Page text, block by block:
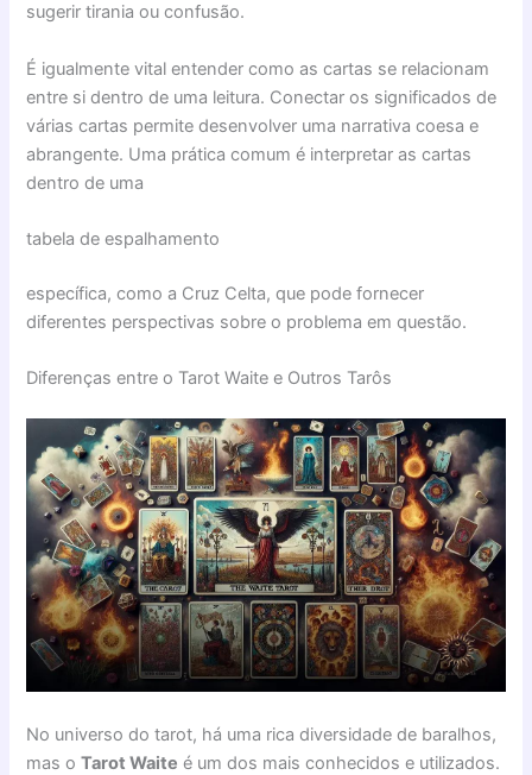
sugerir tirania ou confusão.
É igualmente vital entender como as cartas se relacionam
entre si dentro de uma leitura. Conectar os significados de
várias cartas permite desenvolver uma narrativa coesa e
abrangente. Uma prática comum é interpretar as cartas
dentro de uma
tabela de espalhamento
específica, como a Cruz Celta, que pode fornecer
diferentes perspectivas sobre o problema em questão.
Diferenças entre o Tarot Waite e Outros Tarôs
No universo do tarot, há uma rica diversidade de baralhos,
mas oTarot Waite é um dos mais conhecidos e utilizados.